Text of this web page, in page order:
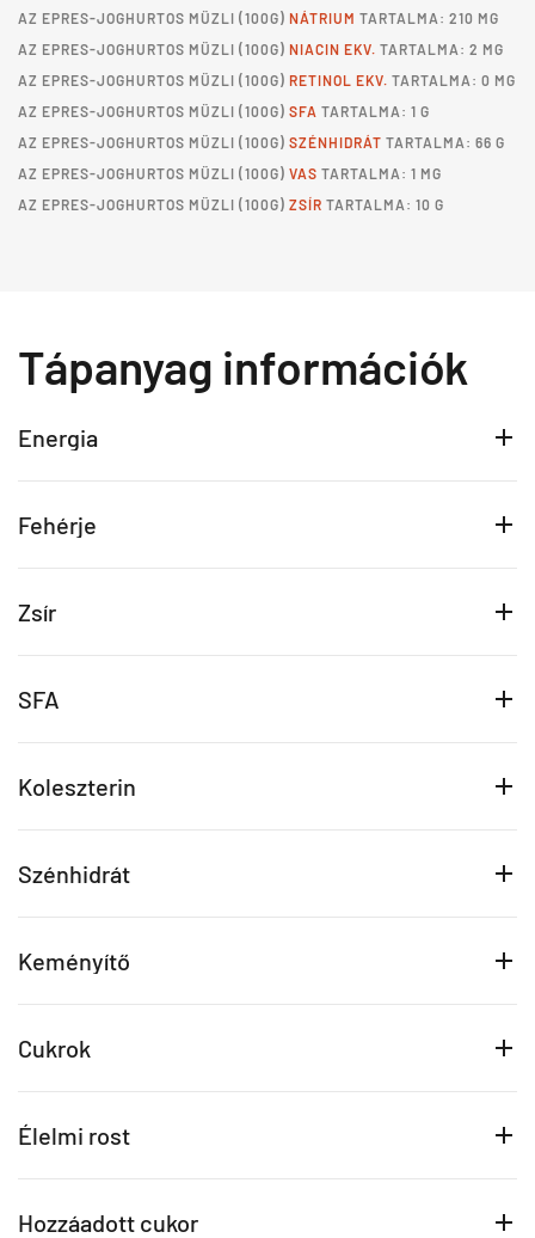
AZ EPRES-JOGHURTOS MÜZLI (100G) NÁTRIUM TARTALMA: 210 MG
AZ EPRES-JOGHURTOS MÜZLI (100G) NIACIN EKV. TARTALMA: 2 MG
AZ EPRES-JOGHURTOS MÜZLI (100G) RETINOL EKV. TARTALMA: 0 MG
AZ EPRES-JOGHURTOS MÜZLI (100G) SFA TARTALMA: 1 G
AZ EPRES-JOGHURTOS MÜZLI (100G) SZÉNHIDRÁT TARTALMA: 66 G
AZ EPRES-JOGHURTOS MÜZLI (100G) VAS TARTALMA: 1 MG
AZ EPRES-JOGHURTOS MÜZLI (100G) ZSÍR TARTALMA: 10 G
Tápanyag információk
Energia
Fehérje
Zsír
SFA
Koleszterin
Szénhidrát
Keményítő
Cukrok
Élelmi rost
Hozzáadott cukor